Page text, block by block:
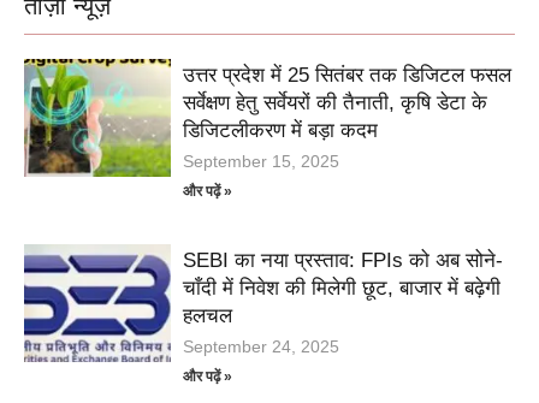
ताज़ा न्यूज़
उत्तर प्रदेश में 25 सितंबर तक डिजिटल फसल
सर्वेक्षण हेतु सर्वेयरों की तैनाती, कृषि डेटा के
डिजिटलीकरण में बड़ा कदम
September 15, 2025
और पढ़ें »
SEBI का नया प्रस्ताव: FPIs को अब सोने-
चाँदी में निवेश की मिलेगी छूट, बाजार में बढ़ेगी
हलचल
September 24, 2025
और पढ़ें »